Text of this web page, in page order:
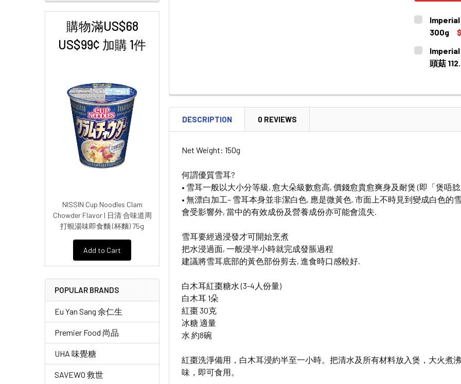
購物滿US$68
US$99¢ 加購 1件
NISSIN Cup Noodles Clam
Chowder Flavor | 日清 合味道周
打蜆湯味即食麵 (杯麵) 75g
Add to Cart
POPULAR BRANDS
Eu Yan Sang 余仁生
Premier Food 尚品
UHA 味覺糖
SAVEWO 救世
300g
CURRENT
STOCK:
QUANTITY:
頭菇
DECREASE
DESCRIPTION 0 REVIEWS
Net Weight: 150g
何謂優質雪耳?
• 雪耳一般以大小分等級, 愈大朵級數愈高, 價錢愈貴愈爽身及耐煲 (即「煲唔
• 無漂白加工– 雪耳本身並非潔白色, 應是微黃色. 市面上不時見到變成白色的
會受影響外, 當中的有效成份及營養成份亦可能會流失.
雪耳要經過浸發才可開始烹煮
把水浸過面, 一般浸半小時就完成發脹過程
建議將雪耳底部的黃色部份剪去, 進食時口感較好.
白木耳紅棗糖水 (3-4人份量)
白木耳 1朵
紅棗 30克
冰糖 適量
水 約8碗
紅棗洗淨備用，白木耳浸約半至一小時。把清水及所有材料放入煲，大火煮
味，即可食用。